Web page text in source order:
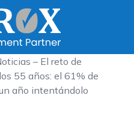
– El reto de
55 años: el 61% de
año intentándolo